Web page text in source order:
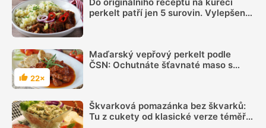
perkelt patří jen 5 surovin. Vylepšení
Hodnocení
22×
Maďarský vepřový perkelt podle
ČSN: Ochutnáte šťavnaté maso s
Škvarková pomazánka bez škvarků:
Tu z cukety od klasické verze téměř